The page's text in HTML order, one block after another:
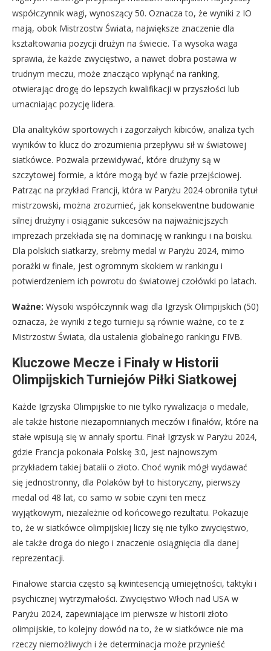
współczynnik wagi, wynoszący 50. Oznacza to, że wyniki z IO
mają, obok Mistrzostw Świata, największe znaczenie dla
kształtowania pozycji drużyn na świecie. Ta wysoka waga
sprawia, że każde zwycięstwo, a nawet dobra postawa w
trudnym meczu, może znacząco wpłynąć na ranking,
otwierając drogę do lepszych kwalifikacji w przyszłości lub
umacniając pozycję lidera.
Dla analityków sportowych i zagorzałych kibiców, analiza tych
wyników to klucz do zrozumienia przepływu sił w światowej
siatkówce. Pozwala przewidywać, które drużyny są w
szczytowej formie, a które mogą być w fazie przejściowej.
Patrząc na przykład Francji, która w Paryżu 2024 obroniła tytuł
mistrzowski, można zrozumieć, jak konsekwentne budowanie
silnej drużyny i osiąganie sukcesów na najważniejszych
imprezach przekłada się na dominację w rankingu i na boisku.
Dla polskich siatkarzy, srebrny medal w Paryżu 2024, mimo
porażki w finale, jest ogromnym skokiem w rankingu i
potwierdzeniem ich powrotu do światowej czołówki po latach.
Ważne: Wysoki współczynnik wagi dla Igrzysk Olimpijskich (50)
oznacza, że wyniki z tego turnieju są równie ważne, co te z
Mistrzostw Świata, dla ustalenia globalnego rankingu FIVB.
Kluczowe Mecze i Finały w Historii
Olimpijskich Turniejów Piłki Siatkowej
Każde Igrzyska Olimpijskie to nie tylko rywalizacja o medale,
ale także historie niezapomnianych meczów i finałów, które na
stałe wpisują się w annały sportu. Finał Igrzysk w Paryżu 2024,
gdzie Francja pokonała Polskę 3:0, jest najnowszym
przykładem takiej batalii o złoto. Choć wynik mógł wydawać
się jednostronny, dla Polaków był to historyczny, pierwszy
medal od 48 lat, co samo w sobie czyni ten mecz
wyjątkowym, niezależnie od końcowego rezultatu. Pokazuje
to, że w siatkówce olimpijskiej liczy się nie tylko zwycięstwo,
ale także droga do niego i znaczenie osiągnięcia dla danej
reprezentacji.
Finałowe starcia często są kwintesencją umiejętności, taktyki i
psychicznej wytrzymałości. Zwycięstwo Włoch nad USA w
Paryżu 2024, zapewniające im pierwsze w historii złoto
olimpijskie, to kolejny dowód na to, że w siatkówce nie ma
rzeczy niemożliwych i że determinacja może przynieść